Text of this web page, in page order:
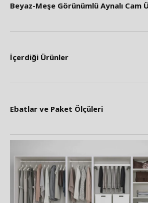
Beyaz-Meşe Görünümlü Aynalı Cam
İçerdiği Ürünler
Ebatlar ve Paket Ölçüleri